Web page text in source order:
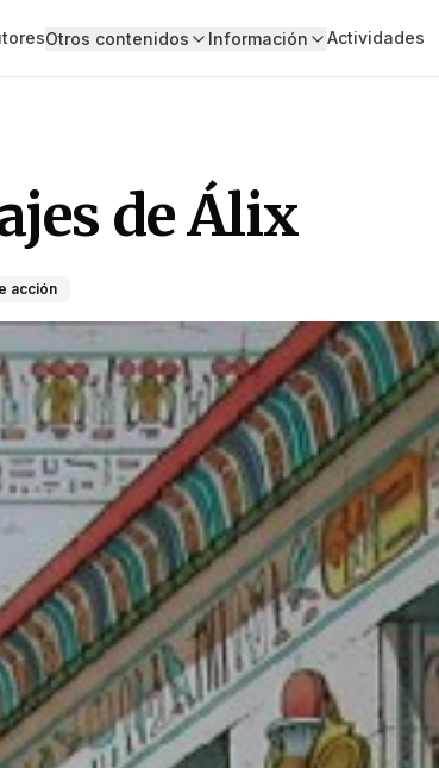
Otros contenidos Información Actividades
de Álix
acción